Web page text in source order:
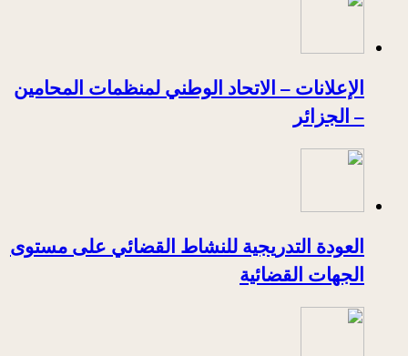
الإعلانات – الاتحاد الوطني لمنظمات المحامين
– الجزائر
العودة التدريجية للنشاط القضائي على مستوى
الجهات القضائية